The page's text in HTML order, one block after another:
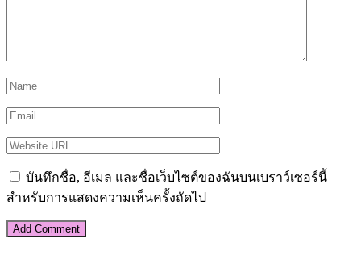
บันทึกชื่อ, อีเมล และชื่อเว็บไซต์ของฉันบนเบราว์เซอร์นี้
สำหรับการแสดงความเห็นครั้งถัดไป